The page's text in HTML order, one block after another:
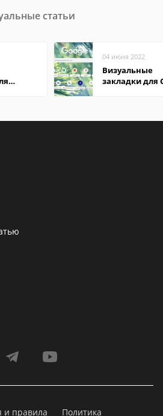
статьи
04 июня 2022
Визуальные
закладки для
и правила Политика